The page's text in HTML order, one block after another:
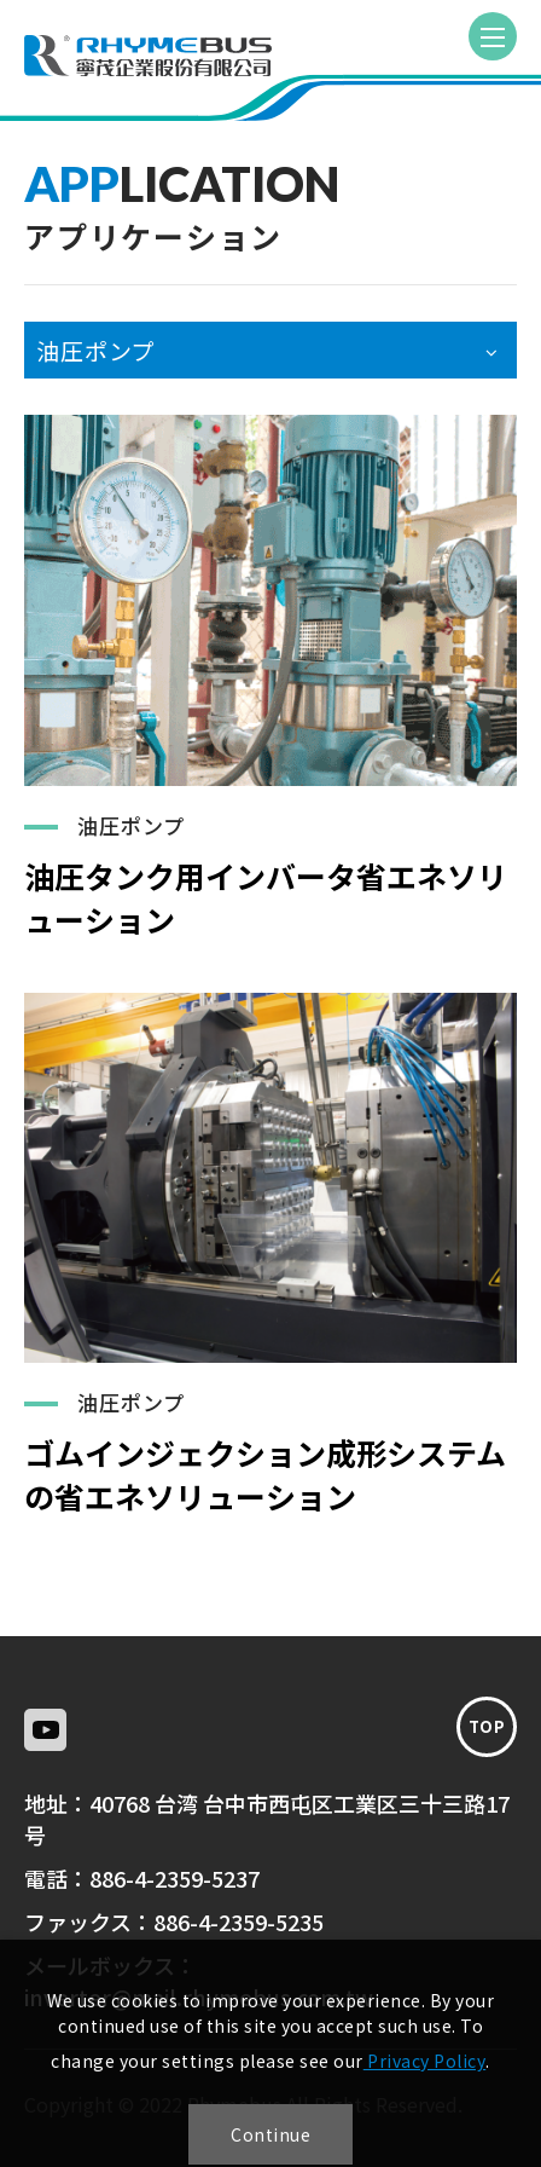
APPLICATION
アプリケーション
油圧ポンプ
油圧ポンプ
油圧タンク用インバータ省エネソリ
ューション
油圧ポンプ
ゴムインジェクション成形システム
の省エネソリューション
地址： 40768 台湾 台中市西屯区工業区三十三路17
号
電話： 886-4-2359-5237
ファックス： 886-4-2359-5235
メールボックス：
inverter@mail.rhymebus.com.tw
TOP
Copyright © 2022 Rhymebus All Rights Reserved.
We use cookies to improve your experience. By your
continued use of this site you accept such use. To
change your settings please see our Privacy Policy.
Continue